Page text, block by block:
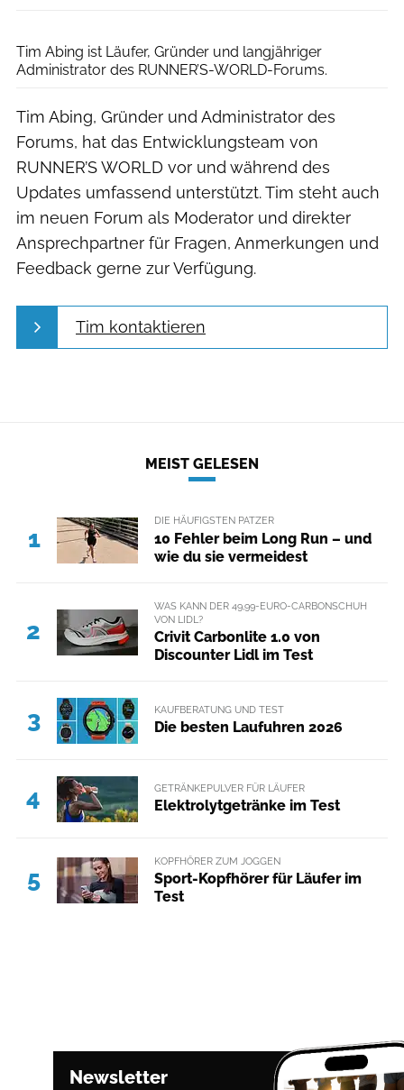
Tim Abing ist Läufer, Gründer und langjähriger
Administrator des RUNNER’S-WORLD-Forums.
Tim Abing, Gründer und Administrator des
Forums, hat das Entwicklungsteam von
RUNNER’S WORLD vor und während des
Updates umfassend unterstützt. Tim steht auch
im neuen Forum als Moderator und direkter
Ansprechpartner für Fragen, Anmerkungen und
Feedback gerne zur Verfügung.
Tim kontaktieren
MEIST GELESEN
1
DIE HÄUFIGSTEN PATZER
10 Fehler beim Long Run – und
wie du sie vermeidest
2
WAS KANN DER 49,99-EURO-CARBONSCHUH
VON LIDL?
Crivit Carbonlite 1.0 von
Discounter Lidl im Test
3 KAUFBERATUNG UND TEST
Die besten Laufuhren 2026
4 GETRÄNKEPULVER FÜR LÄUFER
Elektrolytgetränke im Test
5
KOPFHÖRER ZUM JOGGEN
Sport-Kopfhörer für Läufer im
Test
Newsletter